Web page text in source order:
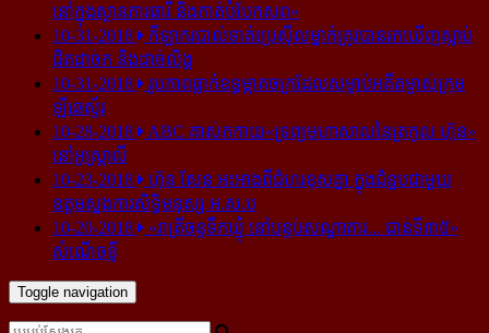
នៅ​ក្នុង​ស្ថាន​ភារធារី និង​កាត់​បំបែក​សព»
10-31-2018
កីឡាករ​បាល់ទាត់​ប្រេស៊ីល​ម្នាក់​ត្រូវ​បាន​រក​ឃើញ​ស្លាប់​
ជិត​ដាច់ក និង​ដាច់​លិង្គ
10-31-2018
រូបភាព​ធ្លាក់​ឧទ្ធម្ភាគចក្រ​ដែល​សម្លាប់​អតីត​ម្ចាស់​ក្រុម​
ឡីឆេស្ទ័រ
10-28-2018
ABC គាស់​កកាយ​«ទ្រព្យមហាសាល​នៃ​ត្រកូល ហ៊ុន»​
នៅ​អូស្ត្រាលី
10-23-2018
ហ៊ុន សែន អះអាង​ពី​ជំហរ​ខុស​គ្នា ក្នុង​ជំនួប​ជាមួយ​
ឧត្តម​ស្នងការ​សិទ្ធិ​មនុស្ស អ.ស.ប
10-20-2018
«រាត្រីចន្ទទឹកឃ្មុំ នៅបន្ទប់សណ្ឋាគារ... ជាន់ទី៣៥»
សំណើចខ្លី
Toggle navigation